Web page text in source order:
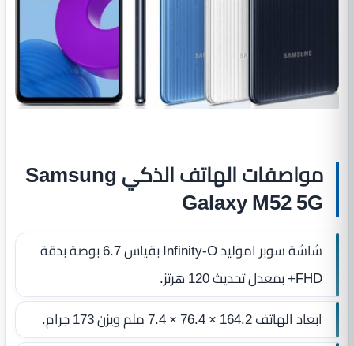
مواصفات الهاتف الذكي Samsung
Galaxy M52 5G
شاشة سوبر اموليد Infinity-O بقياس 6.7 بوصة بدقة
FHD+ بمعدل تحديث 120 هرتز.
ابعاد الهاتف 164.2 × 76.4 × 7.4 ملم ويزن 173 جرام.